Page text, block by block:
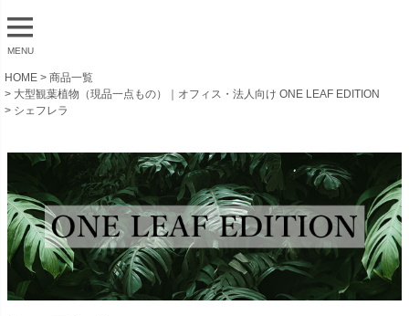
MENU
HOME
商品一覧
大型観葉植物（現品一点もの）｜オフィス・法人向け ONE LEAF EDITION
シェフレラ